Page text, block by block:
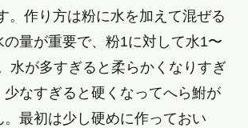
。作り方は粉に水を加えて混ぜる
の量が重要で、粉1に対して水1〜
水が多すぎると柔らかくなりすぎ
少なすぎると硬くなってへら鮒が
最初は少し硬めに作っておい